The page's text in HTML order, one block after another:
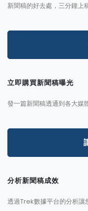
新聞稿的好去處，三分鐘上
立即購買新聞稿曝光
發一篇新聞稿透通到各大媒
分析新聞稿成效
透過Trek數據平台的分析讓